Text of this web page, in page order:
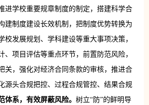
进学校重要规章制度的制定，搭建科学合
建制度建设长效机制，把制度优势转换为
校发展规划、学科建设等重大事项决策，
、项目评估等重点环节，前置防范风险，
关，强化对经济合同条款的审核，推进合
源头合规把控、过程合规管控、结果合规
体系，有效屏蔽风险。 树立“防”的鲜明导